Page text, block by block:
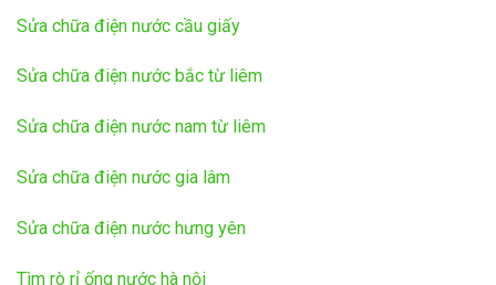
Sửa chữa điện nước cầu giấy
Sửa chữa điện nước bắc từ liêm
Sửa chữa điện nước nam từ liêm
Sửa chữa điện nước gia lâm
Sửa chữa điện nước hưng yên
Tìm rò rỉ ống nước hà nội